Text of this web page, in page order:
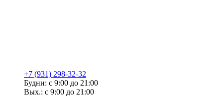
+7 (931) 298-32-32
Будни: с 9:00 до 21:00
Вых.: с 9:00 до 21:00